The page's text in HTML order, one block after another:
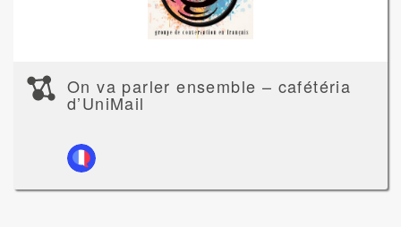
On va parler ensemble – cafétéria
d’UniMail